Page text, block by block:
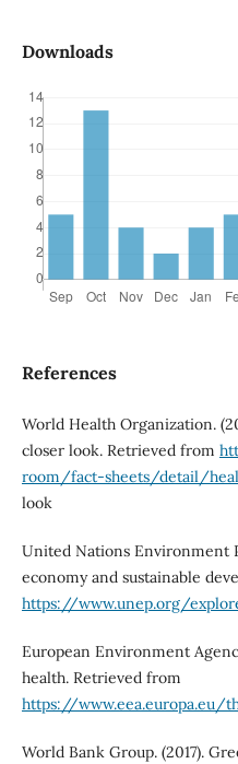
Downloads
References
World Health Organization.
closer look. Retrieved from
room/fact-sheets/detail/
look
United Nations Environment
economy and sustainable
https://www.unep.org/
European Environment
health. Retrieved from
https://www.eea.europa.eu/
World Bank Group. (2017).